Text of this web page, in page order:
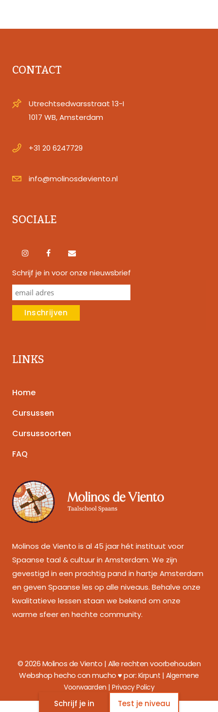
CONTACT
Utrechtsedwarsstraat 13-I
1017 WB, Amsterdam
+31 20 6247729
info@molinosdeviento.nl
SOCIALE
Schrijf je in voor onze nieuwsbrief
LINKS
Home
Cursussen
Cursussoorten
FAQ
Molinos de Viento is al 45 jaar hét instituut voor
Spaanse taal & cultuur in Amsterdam. We zijn
gevestigd in een prachtig pand in hartje Amsterdam
en geven Spaanse les op alle niveaus. Behalve onze
kwalitatieve lessen staan we bekend om onze
warme sfeer en hechte community.
© 2026 Molinos de Viento | Alle rechten voorbehouden
Webshop hecho con mucho ♥ por: Kirpunt | Algemene
Voorwaarden | Privacy Policy
Schrijf je in Test je niveau